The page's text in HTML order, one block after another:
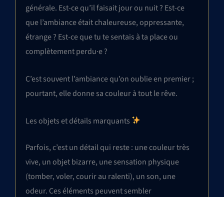
générale. Est-ce qu’il faisait jour ou nuit ? Est-ce
que l’ambiance était chaleureuse, oppressante,
étrange ? Est-ce que tu te sentais à ta place ou
complètement perdu·e ?
C’est souvent l’ambiance qu’on oublie en premier ;
pourtant, elle donne sa couleur à tout le rêve.
Les objets et détails marquants
Parfois, c’est un détail qui reste : une couleur très
vive, un objet bizarre, une sensation physique
(tomber, voler, courir au ralenti), un son, une
odeur. Ces éléments peuvent sembler